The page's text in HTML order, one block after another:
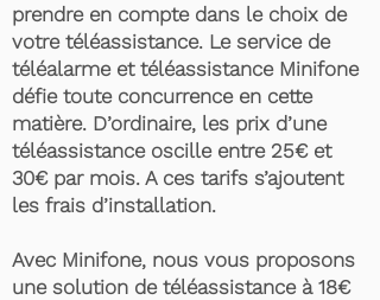
prendre en compte dans le choix de
votre téléassistance. Le service de
téléalarme et téléassistance Minifone
défie toute concurrence en cette
matière. D’ordinaire, les prix d’une
téléassistance oscille entre 25€ et
30€ par mois. A ces tarifs s’ajoutent
les frais d’installation.
Avec Minifone, nous vous proposons
une solution de téléassistance à 18€